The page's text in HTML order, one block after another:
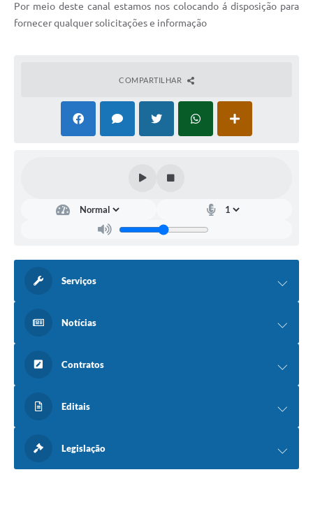
Por meio deste canal estamos nos colocando á disposição para
fornecer qualquer solicitações e informação
COMPARTILHAR
Serviços
Notícias
Contratos
Editais
Legislação